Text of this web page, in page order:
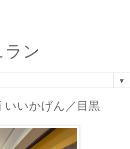
ラン
▼
いいかげん／目黒